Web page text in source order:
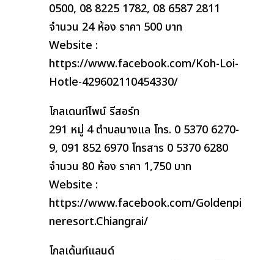
0500, 08 8225 1782, 08 6587 2811
จำนวน 24 ห้อง ราคา 500 บาท
Website :
https://www.facebook.com/Koh-Loi-
Hotle-429602110454330/
โกลเดนท์ไพน์ รีสอร์ท
291 หมู่ 4 ตำบลนางแล โทร. 0 5370 6270-
9, 091 852 6970 โทรสาร 0 5370 6280
จำนวน 80 ห้อง ราคา 1,750 บาท
Website :
https://www.facebook.com/Goldenpi
neresort.Chiangrai/
โกลเด้นท์แลนด์